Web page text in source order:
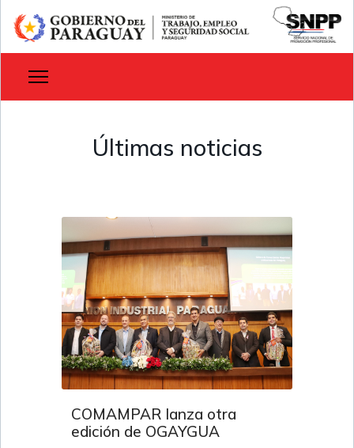
Últimas noticias
COMAMPAR lanza otra
edición de OGAYGUA